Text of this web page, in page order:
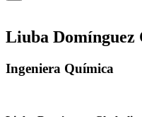
Liuba Domínguez
Ingeniera Química